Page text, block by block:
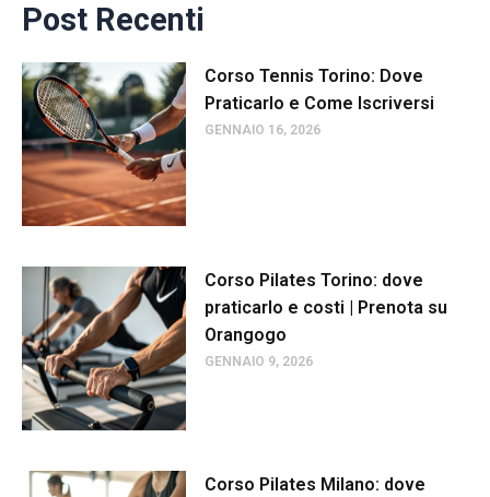
Post Recenti
Corso Tennis Torino: Dove
Praticarlo e Come Iscriversi
GENNAIO 16, 2026
Corso Pilates Torino: dove
praticarlo e costi | Prenota su
Orangogo
GENNAIO 9, 2026
Corso Pilates Milano: dove